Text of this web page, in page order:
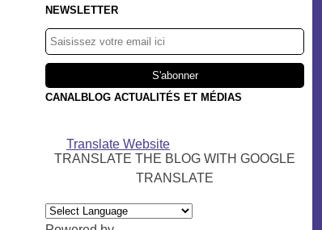
NEWSLETTER
CANALBLOG ACTUALITÉS ET MÉDIAS
Translate Website
TRANSLATE THE BLOG WITH GOOGLE
TRANSLATE